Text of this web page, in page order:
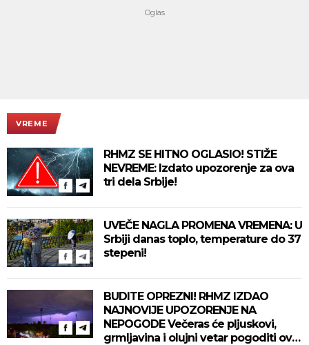
VREME
RHMZ SE HITNO OGLASIO! STIŽE
NEVREME: Izdato upozorenje za ova
tri dela Srbije!
UVEČE NAGLA PROMENA VREMENA: U
Srbiji danas toplo, temperature do 37
stepeni!
BUDITE OPREZNI! RHMZ IZDAO
NAJNOVIJE UPOZORENJE NA
NEPOGODE Večeras će pljuskovi,
grmljavina i olujni vetar pogoditi ove